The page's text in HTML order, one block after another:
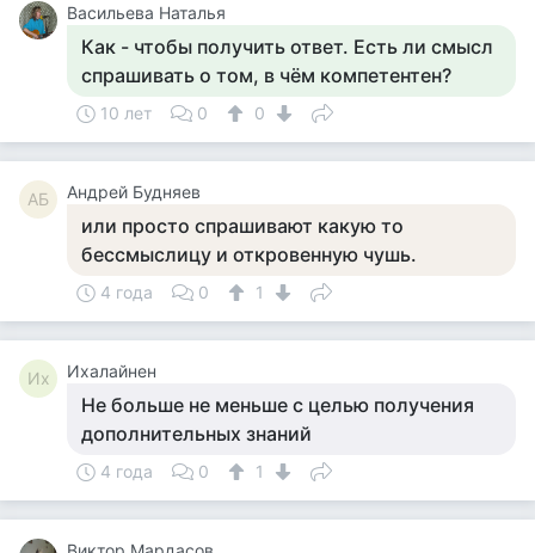
Васильева Наталья
Как - чтобы получить ответ. Есть ли смысл
спрашивать о том, в чём компетентен?
10 лет 0 0
АБ Андрей Будняев
или просто спрашивают какую то
бессмыслицу и откровенную чушь.
4 года 0 1
Их Ихалайнен
Не больше не меньше с целью получения
дополнительных знаний
4 года 0 1